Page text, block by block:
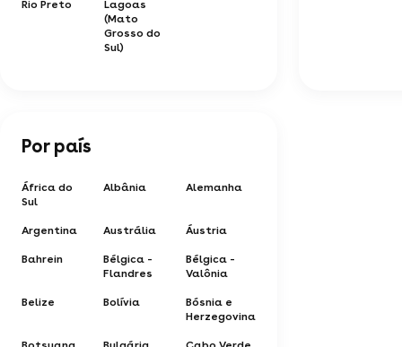
Rio Preto
Lagoas
(Mato
Grosso do
Sul)
Por país
África do
Sul
Albânia Alemanha
Argentina Austrália Áustria
Bahrein
Bélgica -
Flandres
Bélgica -
Valônia
Belize Bolívia
Bósnia e
Herzegovina